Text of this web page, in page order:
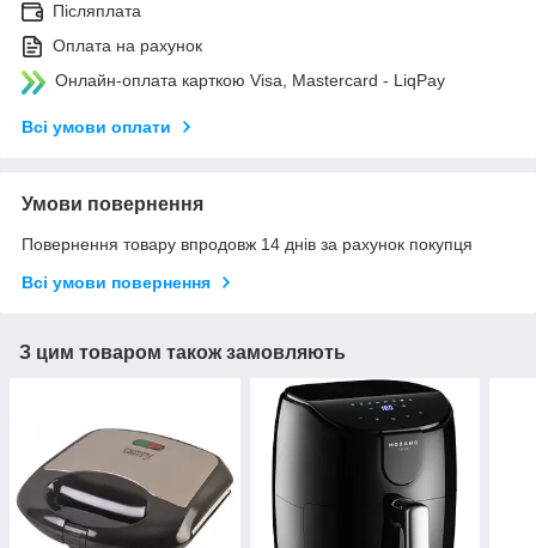
Післяплата
Оплата на рахунок
Онлайн-оплата карткою Visa, Mastercard - LiqPay
Всі умови оплати
Умови повернення
Повернення товару впродовж 14 днів за рахунок покупця
Всі умови повернення
З цим товаром також замовляють